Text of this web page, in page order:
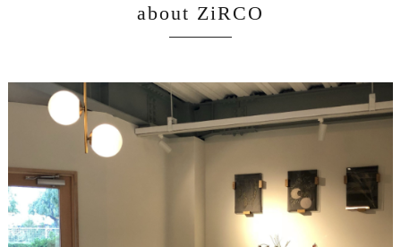
about ZiRCO